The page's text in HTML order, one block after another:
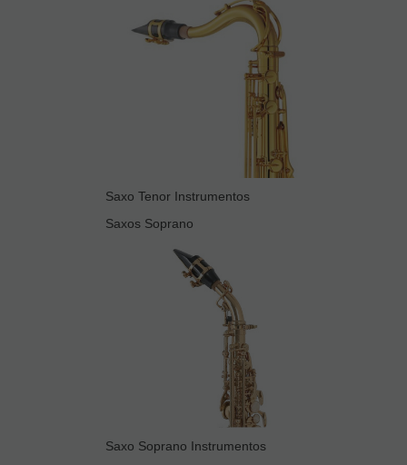
Saxo Tenor Instrumentos
Saxos Soprano
Saxo Soprano Instrumentos